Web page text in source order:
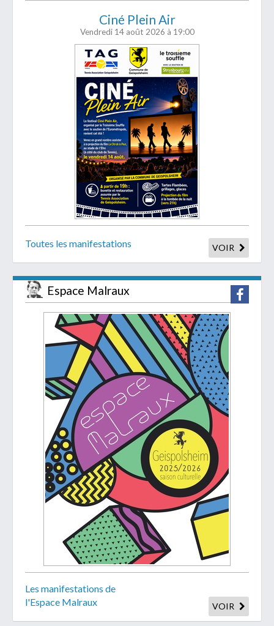
Ciné Plein Air
Vendredi 14 août 2026 à 19:00
Toutes les manifestations VOIR
Espace Malraux
Les manifestations de
l'Espace Malraux
VOIR